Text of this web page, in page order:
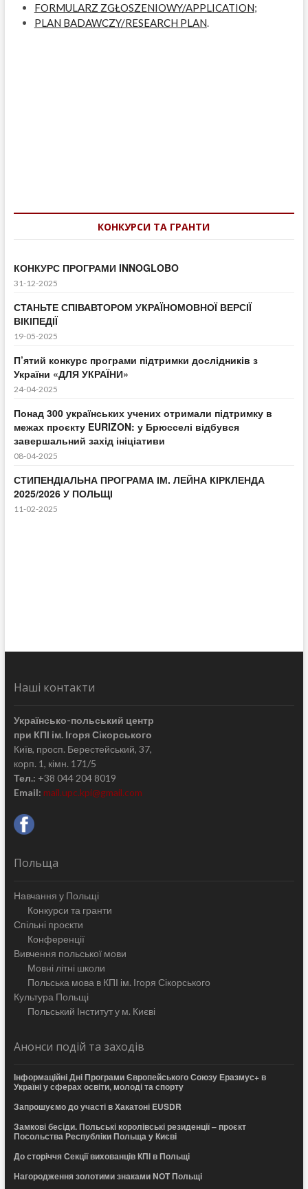
FORMULARZ ZGŁOSZENIOWY/APPLICATION;
PLAN BADAWCZY/RESEARCH PLAN.
КОНКУРСИ ТА ГРАНТИ
КОНКУРС ПРОГРАМИ INNOGLOBO
31-12-2025
СТАНЬТЕ СПІВАВТОРОМ УКРАЇНОМОВНОЇ ВЕРСІЇ
ВІКІПЕДІЇ
19-05-2025
П’ятий конкурс програми підтримки дослідників з
України «ДЛЯ УКРАЇНИ»
24-04-2025
Понад 300 українських учених отримали підтримку в
межах проєкту EURIZON: у Брюсселі відбувся
завершальний захід ініціативи
08-04-2025
СТИПЕНДІАЛЬНА ПРОГРАМА ІМ. ЛЕЙНА КІРКЛЕНДА
2025/2026 У ПОЛЬЩІ
11-02-2025
Наші контакти
Українсько-польський центр
при КПІ ім. Ігоря Сікорського
Київ, просп. Берестейський, 37,
корп. 1, кімн. 171/5
Тел.: +38 044 204 8019
Email: mail.upc.kpi@gmail.com
Польща
Навчання у Польщі
Конкурси та гранти
Спільні проєкти
Конференції
Вивчення польської мови
Мовні літні школи
Польська мова в КПІ ім. Ігоря Сікорського
Культура Польщі
Польський Інститут у м. Києві
Анонси подій та заходів
Інформаційні Дні Програми Європейського Союзу Еразмус+ в
Україні у сферах освіти, молоді та спорту
Запрошуємо до участі в Хакатоні EUSDR
Замкові бесіди. Польські королівські резиденції – проєкт
Посольства Республіки Польща у Києві
До сторіччя Секції вихованців КПІ в Польщі
Нагородження золотими знаками NOT Польщі